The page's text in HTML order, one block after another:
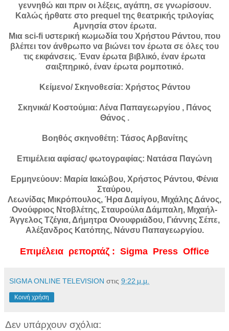
γεννηθώ και πριν οι λέξεις, αγάπη, σε γνωρίσουν.
Καλώς ήρθατε στο prequel της θεατρικής τριλογίας
Αμνησία στον έρωτα.
Μια sci-fi υστερική κωμωδία του Χρήστου Ράντου, που
βλέπει τον άνθρωπο να βιώνει τον έρωτα σε όλες του
τις εκφάνσεις. Έναν έρωτα βιβλικό, έναν έρωτα
σαιξπηρικό, έναν έρωτα ρομποτικό.
Κείμενο/ Σκηνοθεσία: Χρήστος Ράντου
Σκηνικά/ Κοστούμια: Λένα Παπαγεωργίου , Πάνος
Θάνος .
Βοηθός σκηνοθέτη: Τάσος Αρβανίτης
Επιμέλεια αφίσας/ φωτογραφίας: Νατάσα Παγώνη
Ερμηνεύουν: Μαρία Ιακώβου, Χρήστος Ράντου, Φένια
Σταύρου,
Λεωνίδας Μικρόπουλος, Ήρα Δαμίγου, Μιχάλης Δάνος,
Ονούφριος Ντοβλέτης, Σταυρούλα Δάμπαλη, Μιχαήλ-
Άγγελος Τζέγια, Δήμητρα Ονουφριάδου, Γιάννης Σέπε,
Αλέξανδρος Κατόπης, Νάνσυ Παπαγεωργίου.
Επιμέλεια ρεπορτάζ : Sigma Press Office
SIGMA ONLINE TELEVISION στις 9:22 μ.μ.
Κοινή χρήση
Δεν υπάρχουν σχόλια: